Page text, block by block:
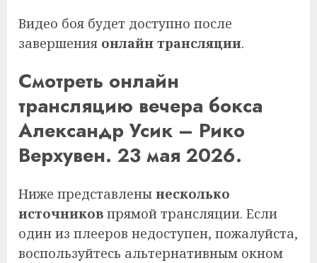
Видео боя будет доступно после
завершения онлайн трансляции.
Смотреть онлайн
трансляцию вечера бокса
Александр Усик – Рико
Верхувен. 23 мая 2026.
Ниже представлены несколько
источников прямой трансляции. Если
один из плееров недоступен, пожалуйста,
воспользуйтесь альтернативным окном